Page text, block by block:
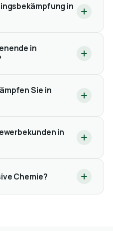
in
in
Sie in
in
Chemie?